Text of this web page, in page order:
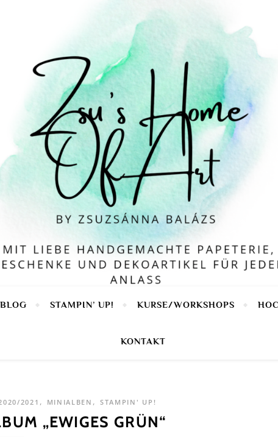
BLOG STAMPIN’ UP! KURSE/WORKSHOPS
KONTAKT
2021 , MINIALBEN , STAMPIN' UP!
„EWIGES GRÜN“